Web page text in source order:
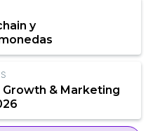
y
Growth & Marketing